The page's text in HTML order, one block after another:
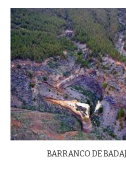
BARRANCO DE